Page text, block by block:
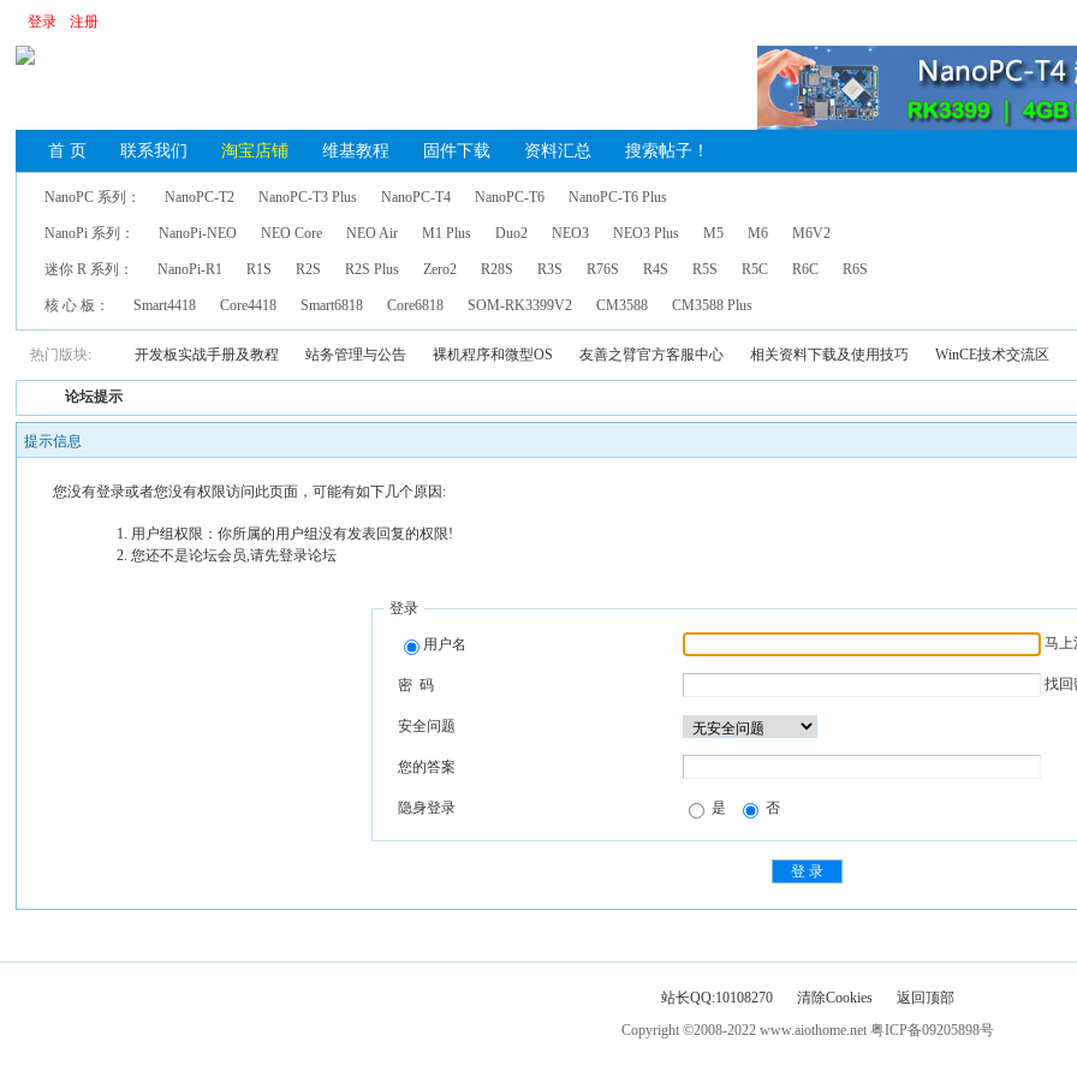
登录 注册
首 页 联系我们 淘宝店铺 维基教程 固件下载 资料汇总 搜索帖子！
NanoPC 系列： NanoPC-T2 NanoPC-T3 Plus NanoPC-T4 NanoPC-T6 NanoPC-T6 Plus
NanoPi 系列： NanoPi-NEO NEO Core NEO Air M1 Plus Duo2 NEO3 NEO3 Plus M5 M6 M6V2
迷你 R 系列： NanoPi-R1 R1S R2S R2S Plus Zero2 R28S R3S R76S R4S R5S R5C R6C R6S
核 心 板： Smart4418 Core4418 Smart6818 Core6818 SOM-RK3399V2 CM3588 CM3588 Plus
热门版块: 开发板实战手册及教程 站务管理与公告 裸机程序和微型OS 友善之臂官方客服中心 相关资料下载及使用技巧 WinCE技术交流区
论坛提示
提示信息
您没有登录或者您没有权限访问此页面，可能有如下几个原因:
用户组权限：你所属的用户组没有发表回复的权限!
您还不是论坛会员,请先登录论坛
登录
用户名 马上
密 码 找回
安全问题
您的答案
隐身登录 是 否
站长QQ:10108270 清除Cookies
返回顶部
Copyright ©2008-2022 www.aiothome.net 粤ICP备09205898号